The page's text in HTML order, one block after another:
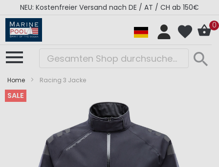
NEU: Kostenfreier Versand nach DE / AT / CH ab 150€
0
Home Racing 3 Jacke
SALE
Zum
Bildergalerie
springen
Zum
Bildergalerie
springen